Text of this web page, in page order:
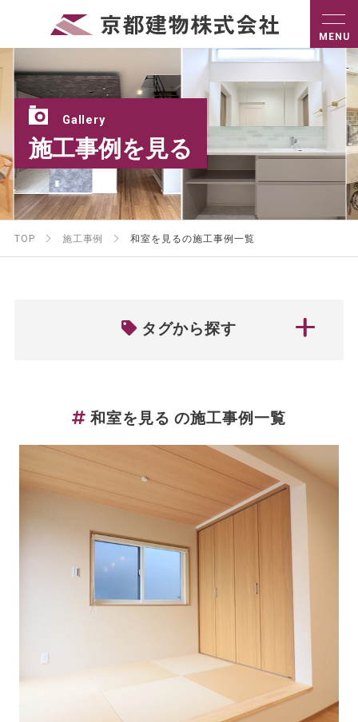
Gallery
施工事例を見る
TOP 施工事例 和室を見るの施工事例一覧
タグから探す
和室を見る の施工事例一覧